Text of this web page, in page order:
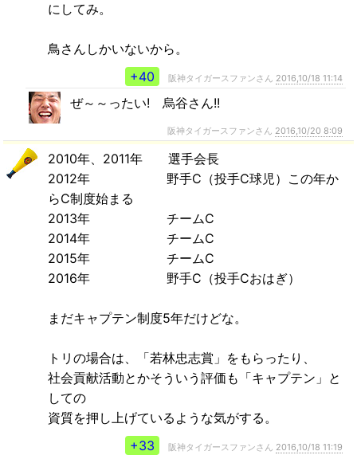
にしてみ。
鳥さんしかいないから。
+40
阪神タイガースファンさん 2016,10/18 11:14
ぜ～～ったい! 烏谷さん!!
阪神タイガースファンさん 2016,10/20 8:09
2010年、2011年 選手会長
2012年 野手C（投手C球児）この年か
らC制度始まる
2013年 チームC
2014年 チームC
2015年 チームC
2016年 野手C（投手Cおはぎ）
まだキャプテン制度5年だけどな。
トリの場合は、「若林忠志賞」をもらったり、
社会貢献活動とかそういう評価も「キャプテン」と
しての
資質を押し上げているような気がする。
+33
阪神タイガースファンさん 2016,10/18 11:19